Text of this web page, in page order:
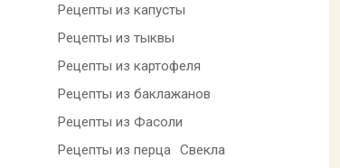
Рецепты из капусты
Рецепты из тыквы
Рецепты из картофеля
Рецепты из баклажанов
Рецепты из Фасоли
Рецепты из перца Свекла